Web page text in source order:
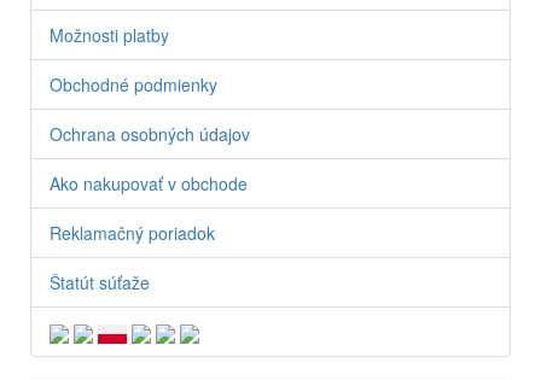
Možnosti platby
Obchodné podmienky
Ochrana osobných údajov
Ako nakupovať v obchode
Reklamačný poriadok
Štatút súťaže